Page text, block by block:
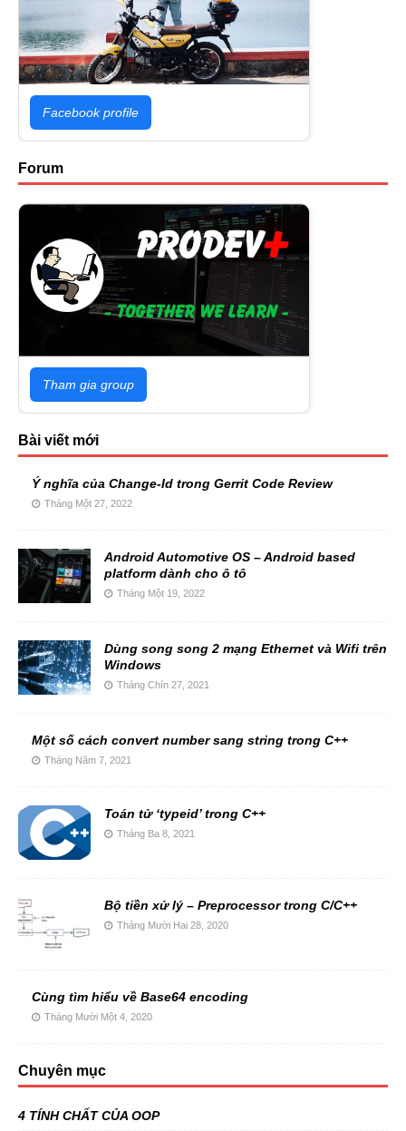
Facebook profile
Forum
Tham gia group
Bài viết mới
Ý nghĩa của Change-Id trong Gerrit Code Review
Tháng Một 27, 2022
Android Automotive OS – Android based
platform dành cho ô tô
Tháng Một 19, 2022
Dùng song song 2 mạng Ethernet và Wifi trên
Windows
Tháng Chín 27, 2021
Một số cách convert number sang string trong C++
Tháng Năm 7, 2021
Toán tử ‘typeid’ trong C++
Tháng Ba 8, 2021
Bộ tiền xử lý – Preprocessor trong C/C++
Tháng Mười Hai 28, 2020
Cùng tìm hiểu về Base64 encoding
Tháng Mười Một 4, 2020
Chuyên mục
4 TÍNH CHẤT CỦA OOP